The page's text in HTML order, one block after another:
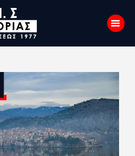
εμάς